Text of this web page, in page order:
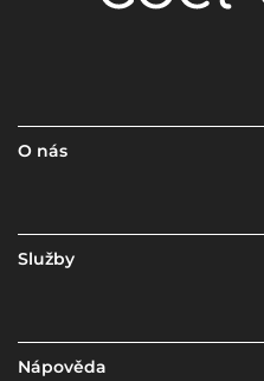
O nás
Služby
Nápověda